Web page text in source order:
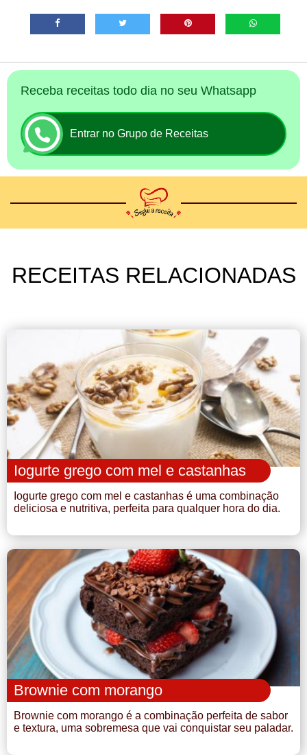
Receba receitas todo dia no seu Whatsapp
Entrar no Grupo de Receitas
RECEITAS RELACIONADAS
Iogurte grego com mel e castanhas
Iogurte grego com mel e castanhas é uma combinação
deliciosa e nutritiva, perfeita para qualquer hora do dia.
Brownie com morango
Brownie com morango é a combinação perfeita de sabor
e textura, uma sobremesa que vai conquistar seu paladar.